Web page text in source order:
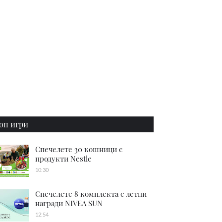
игри
Спечелете 30 кошници с
продукти Nestle
10:30
Спечелете 8 комплекта с летни
награди NIVEA SUN
12:54